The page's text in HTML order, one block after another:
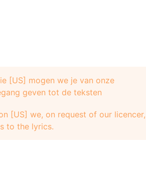
[US] mogen we je van onze
geven tot de teksten
[US] we, on request of our licencer,
to the lyrics.